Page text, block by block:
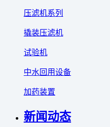
压滤机系列
撬装压滤机
试验机
中水回用设备
加药装置
新闻动态